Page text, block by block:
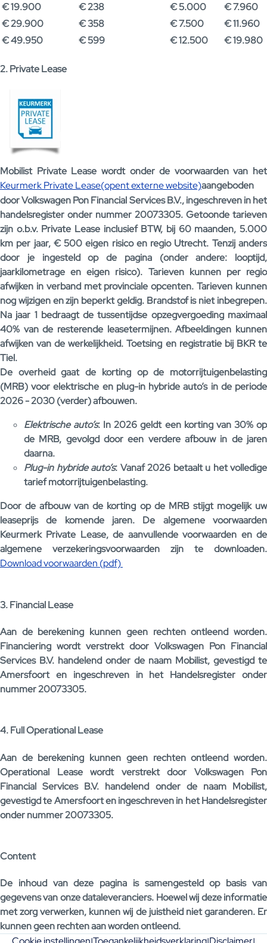
€ 19.900
€ 238 € 5.000
€ 7.960
€ 29.900
€ 358 € 7.500
€ 11.960
€ 49.950
€ 599 € 12.500 € 19.980
2. Private Lease
Mobilist Private Lease wordt onder de voorwaarden van het
Keurmerk Private Lease(opent externe website)aangeboden
door Volkswagen Pon Financial Services B.V., ingeschreven in het
handelsregister onder nummer 20073305. Getoonde tarieven
zijn o.b.v. Private Lease inclusief BTW, bij 60 maanden, 5.000
km per jaar, € 500 eigen risico en regio Utrecht. Tenzij anders
door je ingesteld op de pagina (onder andere: looptijd,
jaarkilometrage en eigen risico). Tarieven kunnen per regio
afwijken in verband met provinciale opcenten. Tarieven kunnen
nog wijzigen en zijn beperkt geldig. Brandstof is niet inbegrepen.
Na jaar 1 bedraagt de tussentijdse opzegvergoeding maximaal
40% van de resterende leasetermijnen. Afbeeldingen kunnen
afwijken van de werkelijkheid. Toetsing en registratie bij BKR te
Tiel.
De overheid gaat de korting op de motorrijtuigenbelasting
(MRB) voor elektrische en plug-in hybride auto’s in de periode
2026 - 2030 (verder) afbouwen.
Elektrische auto’s: In 2026 geldt een korting van 30% op
de MRB, gevolgd door een verdere afbouw in de jaren
daarna.
Plug-in hybride auto’s: Vanaf 2026 betaalt u het volledige
tarief motorrijtuigenbelasting.
Door de afbouw van de korting op de MRB stijgt mogelijk uw
leaseprijs de komende jaren. De algemene voorwaarden
Keurmerk Private Lease, de aanvullende voorwaarden en de
algemene verzekeringsvoorwaarden zijn te downloaden.
Download voorwaarden (pdf)
3. Financial Lease
Aan de berekening kunnen geen rechten ontleend worden.
Financiering wordt verstrekt door Volkswagen Pon Financial
Services B.V. handelend onder de naam Mobilist, gevestigd te
Amersfoort en ingeschreven in het Handelsregister onder
nummer 20073305.
4. Full Operational Lease
Aan de berekening kunnen geen rechten ontleend worden.
Operational Lease wordt verstrekt door Volkswagen Pon
Financial Services B.V. handelend onder de naam Mobilist,
gevestigd te Amersfoort en ingeschreven in het Handelsregister
onder nummer 20073305.
Content
De inhoud van deze pagina is samengesteld op basis van
gegevens van onze dataleveranciers. Hoewel wij deze informatie
met zorg verwerken, kunnen wij de juistheid niet garanderen. Er
kunnen geen rechten aan worden ontleend.